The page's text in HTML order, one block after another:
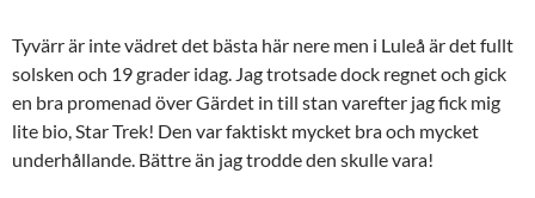
Tyvärr är inte vädret det bästa här nere men i Luleå är det fullt
solsken och 19 grader idag. Jag trotsade dock regnet och gick
en bra promenad över Gärdet in till stan varefter jag fick mig
lite bio, Star Trek! Den var faktiskt mycket bra och mycket
underhållande. Bättre än jag trodde den skulle vara!